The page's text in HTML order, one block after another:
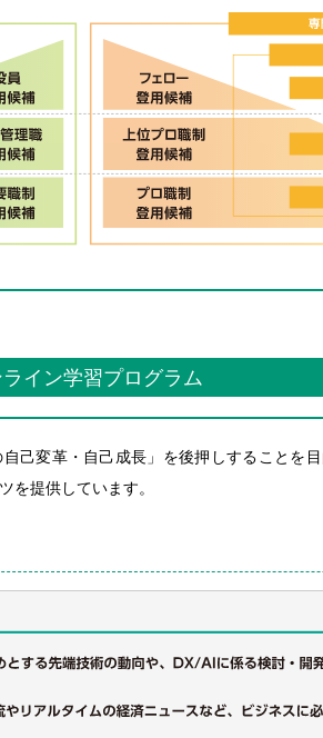
イン学習プログラム
己変革・自己成長」を後押しすることを
を提供しています。